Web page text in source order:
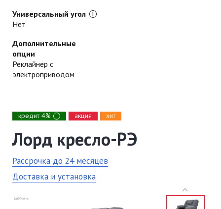
Универсальный угол
Нет
Дополнительные
опции
Реклайнер с
электроприводом
кредит 4% i акция хит
Лорд кресло-РЭ
Рассрочка до 24 месяцев
Доставка и установка